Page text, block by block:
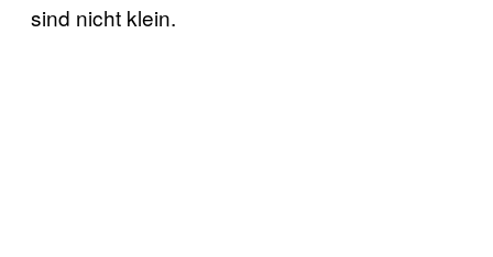
sind nicht klein.